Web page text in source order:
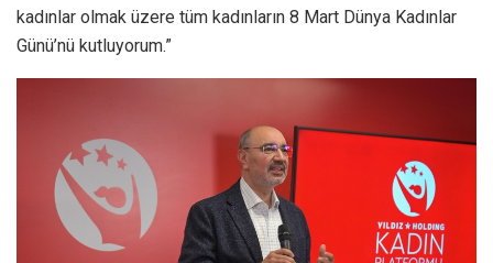
kadınlar olmak üzere tüm kadınların 8 Mart Dünya Kadınlar
Günü’nü kutluyorum.”